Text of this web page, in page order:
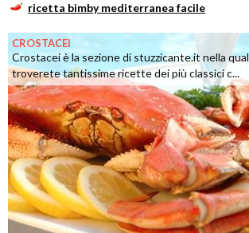
ricetta bimby mediterranea facile
CROSTACEI
Crostacei è la sezione di stuzzicante.it nella
troverete tantissime ricette dei più classici c...